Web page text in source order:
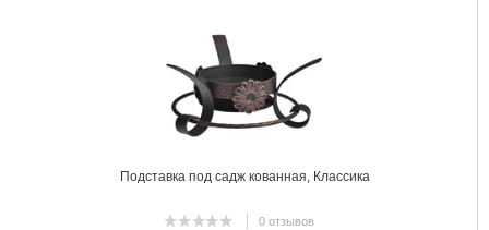
Подставка под садж кованная, Классика
0 отзывов